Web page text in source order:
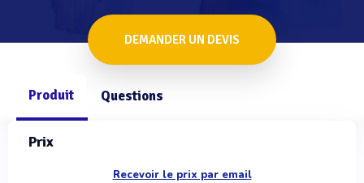
DEMANDER UN DEVIS
Produit Questions
Prix
Recevoir le prix par email